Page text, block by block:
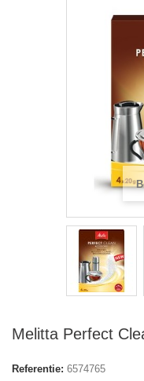
Melitta Perfect
Referentie: 6574765